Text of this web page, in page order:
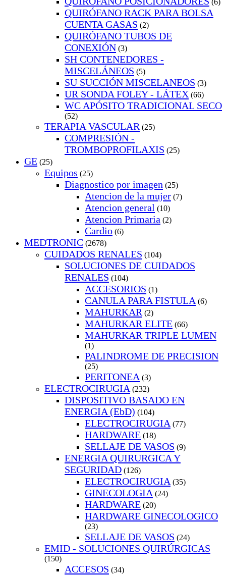
(6)
QUIRÓFANO RACK PARA BOLSA
CUENTA GASAS (2)
QUIRÓFANO TUBOS DE
CONEXIÓN (3)
SH CONTENEDORES -
MISCELÁNEOS (5)
SU SUCCIÓN MISCELANEOS (3)
UR SONDA FOLEY - LÁTEX (66)
WC APÓSITO TRADICIONAL SECO
(52)
TERAPIA VASCULAR (25)
COMPRESIÓN -
TROMBOPROFILAXIS (25)
GE (25)
Equipos (25)
Diagnostico por imagen (25)
Atencion de la mujer (7)
Atencion general (10)
Atencion Primaria (2)
Cardio (6)
MEDTRONIC (2678)
CUIDADOS RENALES (104)
SOLUCIONES DE CUIDADOS
RENALES (104)
ACCESORIOS (1)
CANULA PARA FISTULA (6)
MAHURKAR (2)
MAHURKAR ELITE (66)
MAHURKAR TRIPLE LUMEN
(1)
PALINDROME DE PRECISION
(25)
PERITONEA (3)
ELECTROCIRUGIA (232)
DISPOSITIVO BASADO EN
ENERGIA (EbD) (104)
ELECTROCIRUGIA (77)
HARDWARE (18)
SELLAJE DE VASOS (9)
ENERGIA QUIRURGICA Y
SEGURIDAD (126)
ELECTROCIRUGIA (35)
GINECOLOGIA (24)
HARDWARE (20)
HARDWARE GINECOLOGICO
(23)
SELLAJE DE VASOS (24)
EMID - SOLUCIONES QUIRÚRGICAS
(150)
ACCESOS (34)